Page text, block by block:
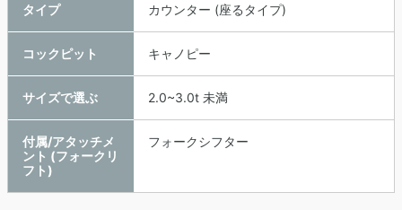
タイプ カウンター (座るタイプ)
コックピット キャノピー
サイズで選ぶ 2.0~3.0t 未満
付属/アタッチメ
ント (フォークリ
フト)
フォークシフター